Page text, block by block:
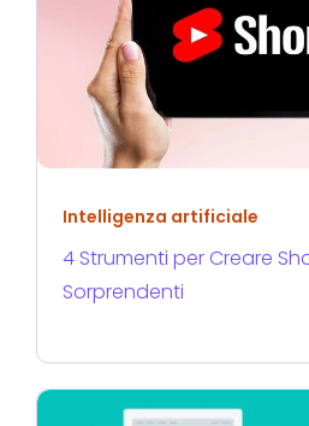
Intelligenza artificiale
4 Strumenti per Creare
Sorprendenti